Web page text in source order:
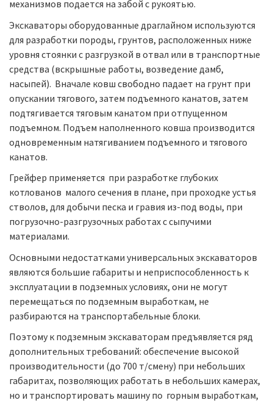
механизмов подается на забой с рукоятью.
Экскаваторы оборудованные драглайном используются
для разработки породы, грунтов, расположенных ниже
уровня стоянки с разгрузкой в отвал или в транспортные
средства (вскрышные работы, возведение дамб,
насыпей). Вначале ковш свободно падает на грунт при
опускании тягового, затем подъемного канатов, затем
подтягивается тяговым канатом при отпущенном
подъемном. Подъем наполненного ковша производится
одновременным натягиванием подъемного и тягового
канатов.
Грейфер применяется при разработке глубоких
котлованов малого сечения в плане, при проходке устья
стволов, для добычи песка и гравия из-под воды, при
погрузочно-разгрузочных работах с сыпучими
материалами.
Основными недостатками универсальных экскаваторов
являются большие габариты и неприспособленность к
эксплуатации в подземных условиях, они не могут
перемещаться по подземным выработкам, не
разбираются на транспортабельные блоки.
Поэтому к подземным экскаваторам предъявляется ряд
дополнительных требований: обеспечение высокой
производительности (до 700 т/смену) при небольших
габаритах, позволяющих работать в небольших камерах,
но и транспортировать машину по горным выработкам,